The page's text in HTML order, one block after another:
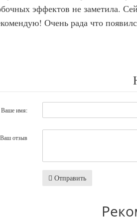
эффектов не заметила.
Очень рада что
Ваше имя:
Ваш отзыв
Отправить